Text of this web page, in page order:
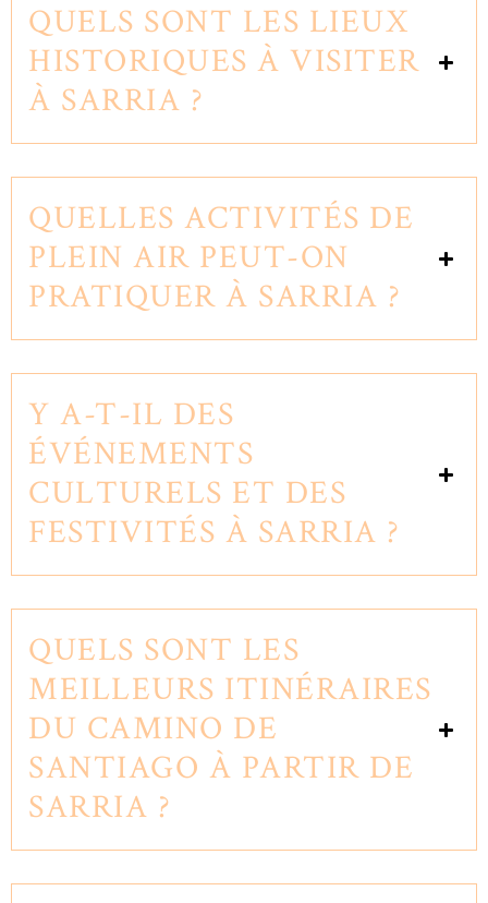
QUELS SONT LES LIEUX
HISTORIQUES À VISITER
À SARRIA ?
QUELLES ACTIVITÉS DE
PLEIN AIR PEUT-ON
PRATIQUER À SARRIA ?
Y A-T-IL DES
ÉVÉNEMENTS
CULTURELS ET DES
FESTIVITÉS À SARRIA ?
QUELS SONT LES
MEILLEURS ITINÉRAIRES
DU CAMINO DE
SANTIAGO À PARTIR DE
SARRIA ?